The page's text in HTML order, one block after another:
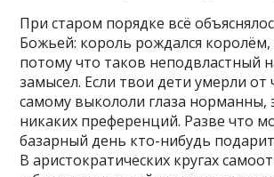
При старом порядке всё
Божьей: король рождался
потому что таков неподвластный
замысел. Если твои дети умерли от
самому выкололи глаза норманны,
никаких преференций. Разве что
базарный день кто-нибудь
В аристократических кругах